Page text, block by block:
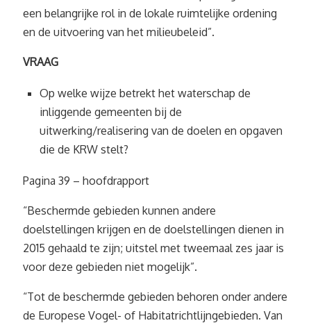
een belangrijke rol in de lokale ruimtelijke ordening
en de uitvoering van het milieubeleid”.
VRAAG
Op welke wijze betrekt het waterschap de
inliggende gemeenten bij de
uitwerking/realisering van de doelen en opgaven
die de KRW stelt?
Pagina 39 – hoofdrapport
“Beschermde gebieden kunnen andere
doelstellingen krijgen en de doelstellingen dienen in
2015 gehaald te zijn; uitstel met tweemaal zes jaar is
voor deze gebieden niet mogelijk”.
“Tot de beschermde gebieden behoren onder andere
de Europese Vogel- of Habitatrichtlijngebieden. Van